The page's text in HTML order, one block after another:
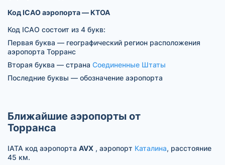
Код ICAO аэропорта — KTOA
Код ICAO состоит из 4 букв:
Первая буква — географический регион расположения
аэропорта Торранс
Вторая буква — страна Соединенные Штаты
Последние буквы — обозначение аэропорта
Ближайшие аэропорты от
Торранса
IATA код аэропорта AVX , аэропорт Каталина, расстояние
45 км.